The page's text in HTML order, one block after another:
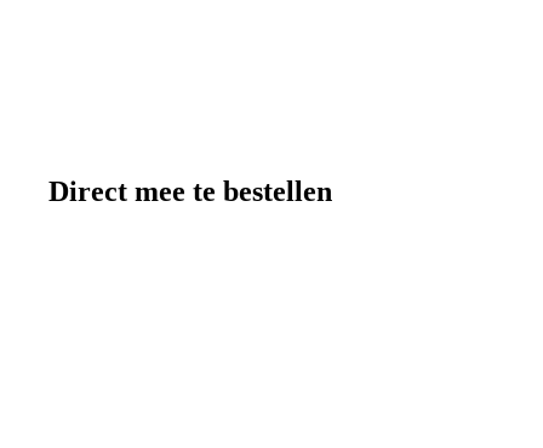
Direct mee te bestellen